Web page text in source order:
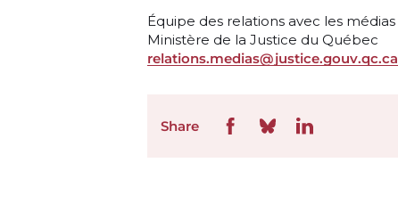
Équipe des relations avec les médias
Ministère de la Justice du Québec
relations.medias@justice.gouv.qc.ca
Share